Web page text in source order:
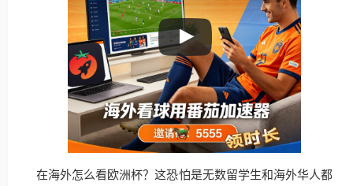
在海外怎么看欧洲杯？这恐怕是无数留学生和海外华人都